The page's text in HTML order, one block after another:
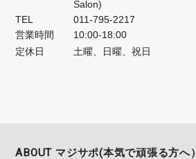
Salon)
TEL
011-795-2217
営業時間
10:00-18:00
定休日
土曜、日曜、祝日
ABOUT マジサポ(本気で頑張る方へ）